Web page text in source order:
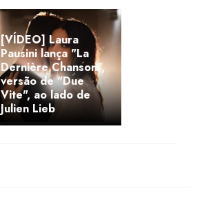
[VÍDEO] Laura
Pausini lança "La
Dernière Chanson",
versão de "Due
Vite", ao lado de
Julien Lieb